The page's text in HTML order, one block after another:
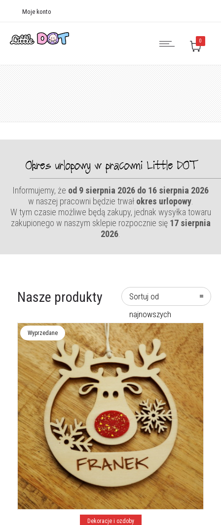
Moje konto
0
Okres urlopowy w pracowni Little DOT
Informujemy, że od 9 sierpnia 2026 do 16 sierpnia 2026
w naszej pracowni będzie trwał okres urlopowy.
W tym czasie możliwe będą zakupy, jednak wysyłka towaru
zakupionego w naszym sklepie rozpocznie się 17 sierpnia
2026
Nasze produkty
Sortuj od
najnowszych
Dowiedz się więcej
Wyprzedane
Dekoracje i ozdoby